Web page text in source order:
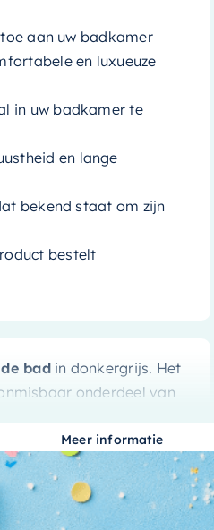
aan uw badkamer
en luxueuze
in uw badkamer te
en lange
bekend staat om zijn
bestelt
badin donkergrijs. Het
onderdeel van
badervaring
zijn duurzaamheid en
Meer informatie